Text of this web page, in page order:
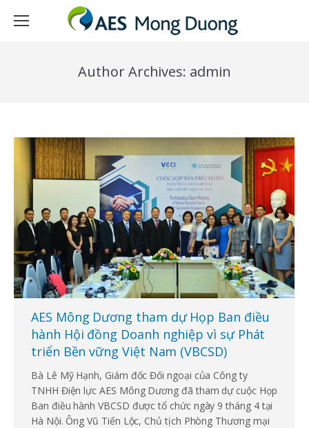
Author Archives: admin
AES Mông Dương tham dự Họp Ban điều
hành Hội đồng Doanh nghiệp vì sự Phát
triển Bền vững Việt Nam (VBCSD)
Bà Lê Mỹ Hạnh, Giám đốc Đối ngoại của Công ty
TNHH Điện lực AES Mông Dương đã tham dự cuộc Họp
Ban điều hành VBCSD được tổ chức ngày 9 tháng 4 tại
Hà Nội. Ông Vũ Tiến Lộc, Chủ tịch Phòng Thương mại